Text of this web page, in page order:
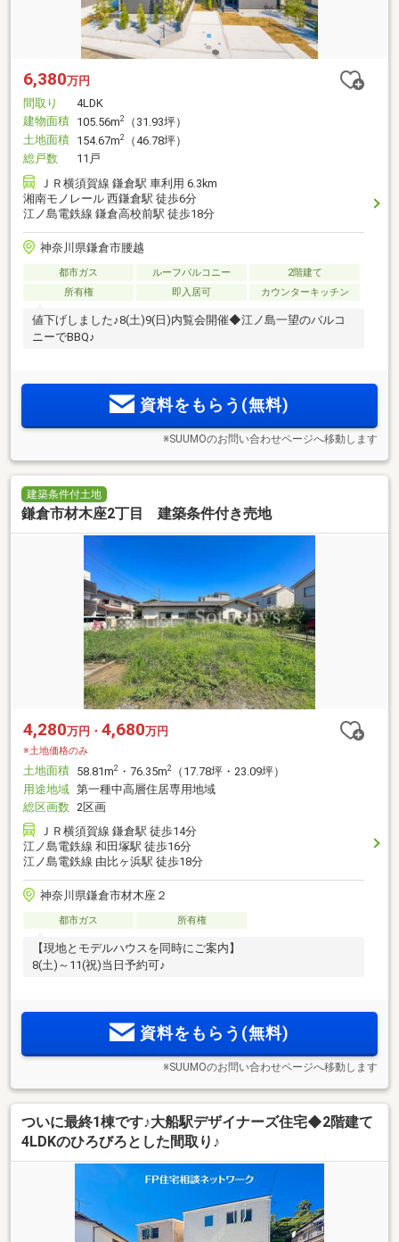
6,380万円
間取り
4LDK
建物面積 105.56m2
（31.93坪）
土地面積 154.67m2
（46.78坪）
総戸数
11戸
ＪＲ横須賀線 鎌倉駅 車利用 6.3km
湘南モノレール 西鎌倉駅 徒歩6分
江ノ島電鉄線 鎌倉高校前駅 徒歩18分
神奈川県鎌倉市腰越
都市ガス ルーフバルコニー
2階建て
所有権
即入居可 カウンターキッチン
値下げしました♪8(土)9(日)内覧会開催◆江ノ島一望のバルコ
ニーでBBQ♪
資料をもらう(無料)
※SUUMOのお問い合わせページへ移動します
建築条件付土地
鎌倉市材木座2丁目 建築条件付き売地
4,280万円・ 4,680万円
※土地価格のみ
土地面積 58.81m2 ・76.35m2
（17.78坪・23.09坪）
用途地域 第一種中高層住居専用地域
総区画数 2区画
ＪＲ横須賀線 鎌倉駅 徒歩14分
江ノ島電鉄線 和田塚駅 徒歩16分
江ノ島電鉄線 由比ヶ浜駅 徒歩18分
神奈川県鎌倉市材木座２
都市ガス 所有権
【現地とモデルハウスを同時にご案内】
8(土)～11(祝)当日予約可♪
資料をもらう(無料)
※SUUMOのお問い合わせページへ移動します
ついに最終1棟です♪大船駅デザイナーズ住宅◆2階建て
4LDKのひろびろとした間取り♪